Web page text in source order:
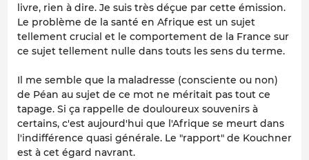
livre, rien à dire. Je suis très déçue par cette émission.
Le problème de la santé en Afrique est un sujet
tellement crucial et le comportement de la France sur
ce sujet tellement nulle dans touts les sens du terme.
Il me semble que la maladresse (consciente ou non)
de Péan au sujet de ce mot ne méritait pas tout ce
tapage. Si ça rappelle de douloureux souvenirs à
certains, c'est aujourd'hui que l'Afrique se meurt dans
l'indifférence quasi générale. Le "rapport" de Kouchner
est à cet égard navrant.